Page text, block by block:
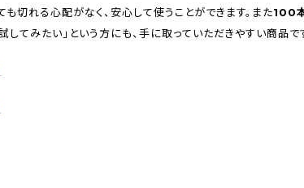
切れる心配がなく、安心して使うことができます。また100
てみたい」という方にも、手に取っていただきやすい商品で